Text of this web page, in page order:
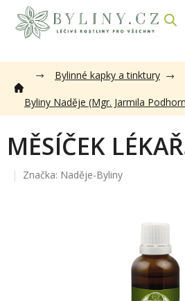
obsah
Bylinné kapky a tinktury
Byliny Naděje (Mgr. Jarmila
MĚSÍČEK
Značka: Naděje-Byliny